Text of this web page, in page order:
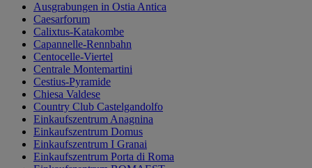
Ausgrabungen in Ostia Antica
Caesarforum
Calixtus-Katakombe
Capannelle-Rennbahn
Centocelle-Viertel
Centrale Montemartini
Cestius-Pyramide
Chiesa Valdese
Country Club Castelgandolfo
Einkaufszentrum Anagnina
Einkaufszentrum Domus
Einkaufszentrum I Granai
Einkaufszentrum Porta di Roma